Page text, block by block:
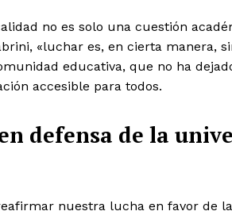
no es solo una cuestión
«luchar es, en cierta manera,
educativa, que no ha
accesible para todos.
defensa de la
nuestra lucha en favor de